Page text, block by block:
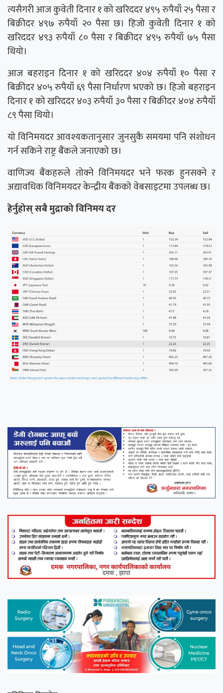
त्यसैगरी आज कुवेती दिनार १ को खरिददर ४९५ रुपैयाँ २५ पैसा र
बिक्रीदर ४९७ रुपैयाँ २० पैसा छ। हिजो कुवेती दिनार १ को
खरिददर ४९३ रुपैयाँ ८० पैसा र बिक्रीदर ४९५ रुपैयाँ ७५ पैसा
थियो।
आज बहराइन दिनार १ को खरिददर ४०४ रुपैयाँ १० पैसा र
बिक्रीदर ४०५ रुपैयाँ ६९ पैसा निर्धारण भएको छ। हिजो बहराइन
दिनार १ को खरिददर ४०३ रुपैयाँ ३० पैसा र बिक्रीदर ४०४ रुपैयाँ
८९ पैसा थियो।
यो विनिमयदर आवश्यकतानुसार जुनसुकै समयमा पनि संशोधन
गर्न सकिने राष्ट्र बैंकले जनाएको छ।
वाणिज्य बैंकहरुले तोक्ने विनिमयदर भने फरक हुनसक्ने र
अद्यावधिक विनिमयदर केन्द्रीय बैंकको वेबसाइटमा उपलब्ध छ।
हेर्नुहोस् सबै मुद्राको विनिमय दर